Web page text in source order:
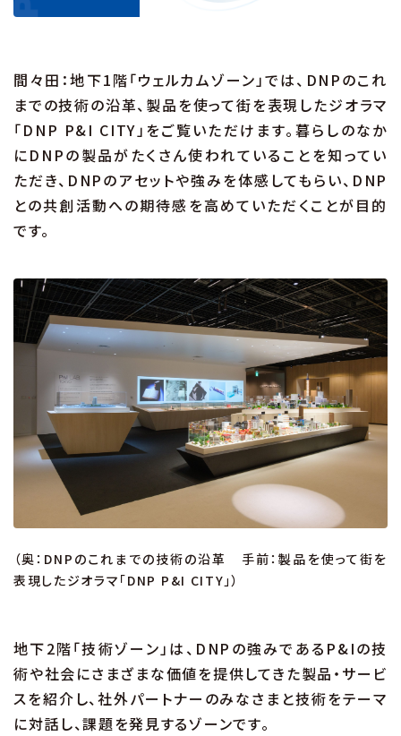
間々田：地下1階「ウェルカムゾーン」では、DNPのこれ
までの技術の沿革、製品を使って街を表現したジオラマ
「DNP P&I CITY」をご覧いただけます。暮らしのなか
にDNPの製品がたくさん使われていることを知ってい
ただき、DNPのアセットや強みを体感してもらい、DNP
との共創活動への期待感を高めていただくことが目的
です。
（奥：DNPのこれまでの技術の沿革 手前：製品を使って街を
表現したジオラマ「DNP P&I CITY」）
地下2階「技術ゾーン」は、DNPの強みであるP&Iの技
術や社会にさまざまな価値を提供してきた製品・サービ
スを紹介し、社外パートナーのみなさまと技術をテーマ
に対話し、課題を発見するゾーンです。